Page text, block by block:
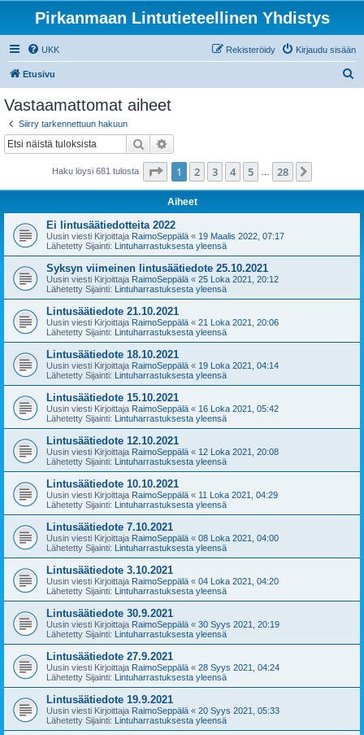
Pirkanmaan Lintutieteellinen Yhdistys
UKK Kirjaudu sisään
Rekisteröidy
Etusivu
Vastaamattomat aiheet
Siirry tarkennettuun hakuun
Etsi
Haku löysi 681 tulosta Sivu /28
1 2 3 4 5 28
Aiheet
Ei lintusäätiedotteita 2022
Uusin viesti Kirjoittaja RaimoSeppälä « 19 Maalis 2022, 07:17
Lähetetty Sijainti: Lintuharrastuksesta yleensä
Syksyn viimeinen lintusäätiedote 25.10.2021
Uusin viesti Kirjoittaja RaimoSeppälä « 25 Loka 2021, 20:12
Lähetetty Sijainti: Lintuharrastuksesta yleensä
Lintusäätiedote 21.10.2021
Uusin viesti Kirjoittaja RaimoSeppälä « 21 Loka 2021, 20:06
Lähetetty Sijainti: Lintuharrastuksesta yleensä
Lintusäätiedote 18.10.2021
Uusin viesti Kirjoittaja RaimoSeppälä « 19 Loka 2021, 04:14
Lähetetty Sijainti: Lintuharrastuksesta yleensä
Lintusäätiedote 15.10.2021
Uusin viesti Kirjoittaja RaimoSeppälä « 16 Loka 2021, 05:42
Lähetetty Sijainti: Lintuharrastuksesta yleensä
Lintusäätiedote 12.10.2021
Uusin viesti Kirjoittaja RaimoSeppälä « 12 Loka 2021, 20:08
Lähetetty Sijainti: Lintuharrastuksesta yleensä
Lintusäätiedote 10.10.2021
Uusin viesti Kirjoittaja RaimoSeppälä « 11 Loka 2021, 04:29
Lähetetty Sijainti: Lintuharrastuksesta yleensä
Lintusäätiedote 7.10.2021
Uusin viesti Kirjoittaja RaimoSeppälä « 08 Loka 2021, 04:00
Lähetetty Sijainti: Lintuharrastuksesta yleensä
Lintusäätiedote 3.10.2021
Uusin viesti Kirjoittaja RaimoSeppälä « 04 Loka 2021, 04:20
Lähetetty Sijainti: Lintuharrastuksesta yleensä
Lintusäätiedote 30.9.2021
Uusin viesti Kirjoittaja RaimoSeppälä « 30 Syys 2021, 20:19
Lähetetty Sijainti: Lintuharrastuksesta yleensä
Lintusäätiedote 27.9.2021
Uusin viesti Kirjoittaja RaimoSeppälä « 28 Syys 2021, 04:24
Lähetetty Sijainti: Lintuharrastuksesta yleensä
Lintusäätiedote 19.9.2021
Uusin viesti Kirjoittaja RaimoSeppälä « 20 Syys 2021, 05:33
Lähetetty Sijainti: Lintuharrastuksesta yleensä